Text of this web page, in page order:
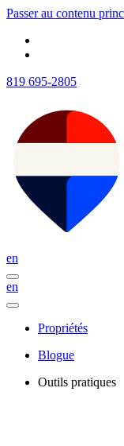
Passer au contenu
819 695-2805
en
en
Propriétés
Blogue
Outils pratiques